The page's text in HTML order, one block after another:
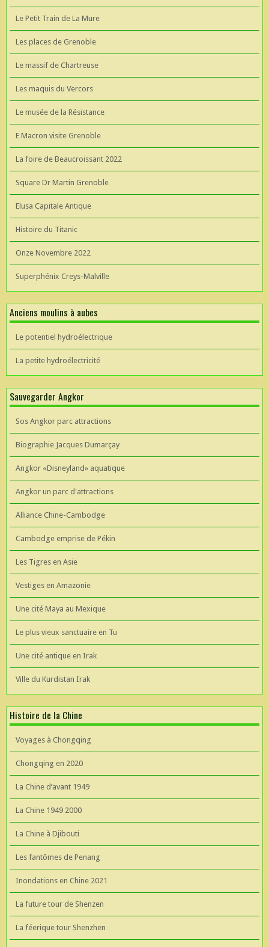
Le Petit Train de La Mure
Les places de Grenoble
Le massif de Chartreuse
Les maquis du Vercors
Le musée de la Résistance
E Macron visite Grenoble
La foire de Beaucroissant 2022
Square Dr Martin Grenoble
Elusa Capitale Antique
Histoire du Titanic
Onze Novembre 2022
Superphénix Creys-Malville
Anciens moulins à aubes
Le potentiel hydroélectrique
La petite hydroélectricité
Sauvegarder Angkor
Sos Angkor parc attractions
Biographie Jacques Dumarçay
Angkor «Disneyland» aquatique
Angkor un parc d'attractions
Alliance Chine-Cambodge
Cambodge emprise de Pékin
Les Tigres en Asie
Vestiges en Amazonie
Une cité Maya au Mexique
Le plus vieux sanctuaire en Tu
Une cité antique en Irak
Ville du Kurdistan Irak
Histoire de la Chine
Voyages à Chongqing
Chongqing en 2020
La Chine d’avant 1949
La Chine 1949 2000
La Chine à Djibouti
Les fantômes de Penang
Inondations en Chine 2021
La future tour de Shenzen
La féerique tour Shenzhen